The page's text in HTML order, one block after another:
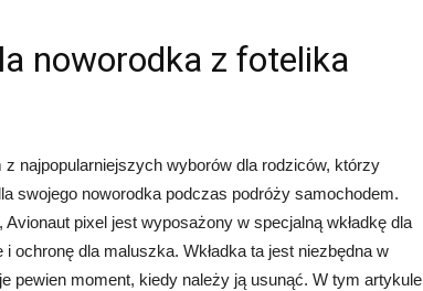
noworodka z fotelika
najpopularniejszych wyborów dla rodziców, którzy
swojego noworodka podczas podróży samochodem.
pixel jest wyposażony w specjalną wkładkę dla
ochronę dla maluszka. Wkładka ta jest niezbędna w
pewien moment, kiedy należy ją usunąć. W tym artykule